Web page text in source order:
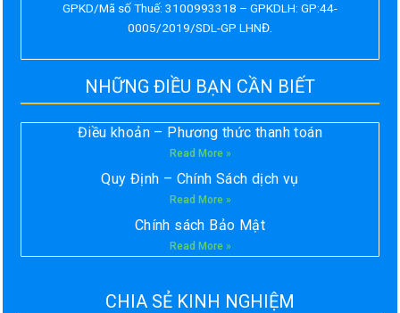
GPKD/Mã số Thuế: 3100993318 – GPKDLH: GP:44-
0005/2019/SDL-GP LHNĐ.
NHỮNG ĐIỀU BẠN CẦN BIẾT
Điều khoản – Phương thức thanh toán
Read More »
Quy Định – Chính Sách dịch vụ
Read More »
Chính sách Bảo Mật
Read More »
CHIA SẺ KINH NGHIỆM